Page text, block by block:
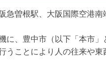
急曽根駅、大阪国際空港
に、豊中市（以下「本市
うことにより人の往来や